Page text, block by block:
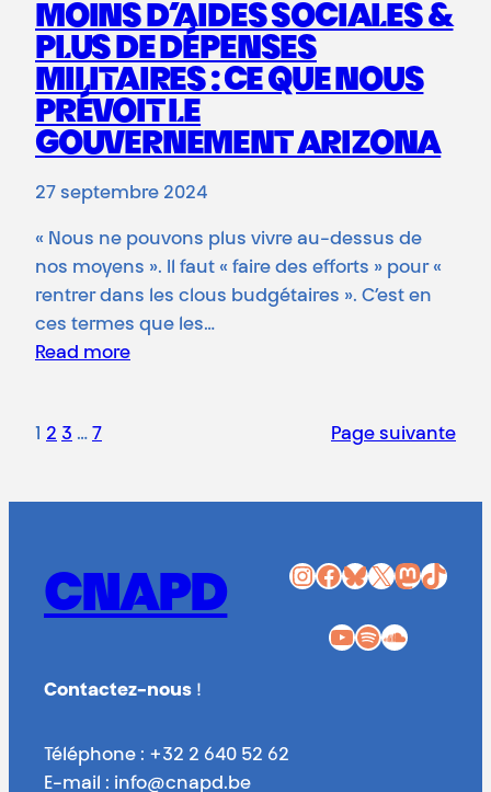
MOINS D’AIDES SOCIALES &
PLUS DE DÉPENSES
MILITAIRES : CE QUE NOUS
PRÉVOIT LE
GOUVERNEMENT ARIZONA
27 septembre 2024
« Nous ne pouvons plus vivre au-dessus de
nos moyens ». Il faut « faire des efforts » pour «
rentrer dans les clous budgétaires ». C’est en
ces termes que les…
Read more
2 3 … 7 Page suivante
CNAPD InstagramFacebook Bluesky X Mastodon TikTok
YouTube Spotify SoundCloud
Contactez-nous !
Téléphone : +32 2 640 52 62
E-mail : info@cnapd.be